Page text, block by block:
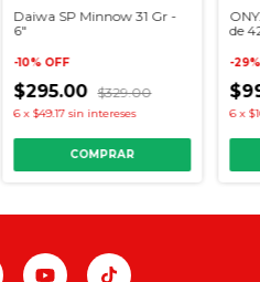
Daiwa SP Minnow 31 Gr -
6"
-10% OFF
$295.00 $329.00
6 x $49.17 sin intereses
COMPRAR
de
-29
6 x